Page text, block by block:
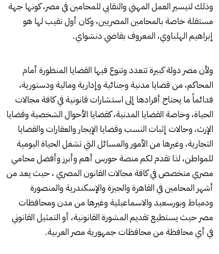
وذلك لتيسير العمل المهني والنقابي للمحامين في مصر، كونها جهة
مستقلة خاصة بالمحامين المصريين، وكان أول نقيب لها هو
إبراهيم الهلباوي، المعروف بقاضي دنشواي.
ولأن مصر دولة كبيرة تتعدد وتنوع فيها القضايا المنظورة أمام
المحاكم، من قضايا مدنية وجنائية وإدارية ومالية ودستورية،
فدائماً ما يحتاج أفرادها إلى استشارات قانونية في كافة مجالات
الحياة، وخاصة القضايا المدنية، كقضايا الأحوال الشخصية وقضايا
الإرث، وحالات إثبات النسب وقضايا الإيجار والعقارات والقضايا
التجارية، وغيرها من الأمور والمسائل التي تشغل الحياة اليومية
للمواطن، لذا تقدم لكم منصة حورس أهم وأبرز وأفضل محامي
مصري متخصص في كافة مجالات القانون المصري ، حيث يعد من
أشهر المحامين في القاهرة والجيزة والإسكندرية والمنصورة
ودمياط وبورسعيد والاسماعيلية وغيرها من مدن ومحافظات
مصر حيث يستطيع تقديم المشورة القانونية، أو التمثيل القانوني
في أي محافظة من محافظات جمهورية مصر العربية.